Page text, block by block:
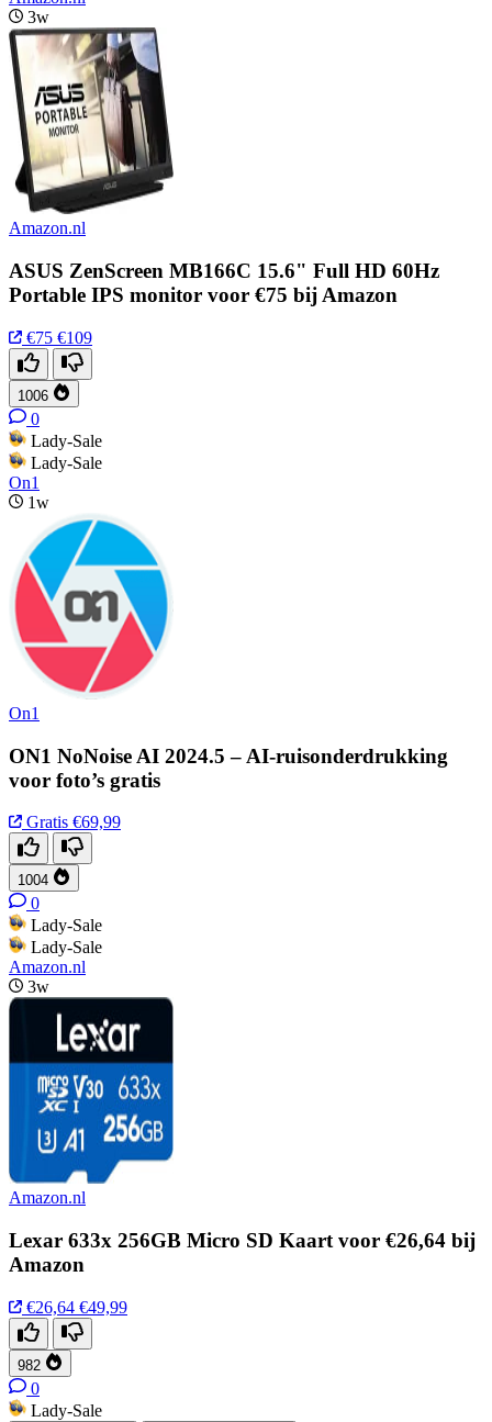
3w
Amazon.nl
ASUS ZenScreen MB166C 15.6" Full HD 60Hz
Portable IPS monitor voor €75 bij Amazon
€75 €109
1006
0
Lady-Sale
Lady-Sale
On1
1w
On1
ON1 NoNoise AI 2024.5 – AI-ruisonderdrukking
voor foto’s gratis
Gratis €69,99
1004
0
Lady-Sale
Lady-Sale
Amazon.nl
3w
Amazon.nl
Lexar 633x 256GB Micro SD Kaart voor €26,64 bij
Amazon
€26,64 €49,99
982
0
Lady-Sale